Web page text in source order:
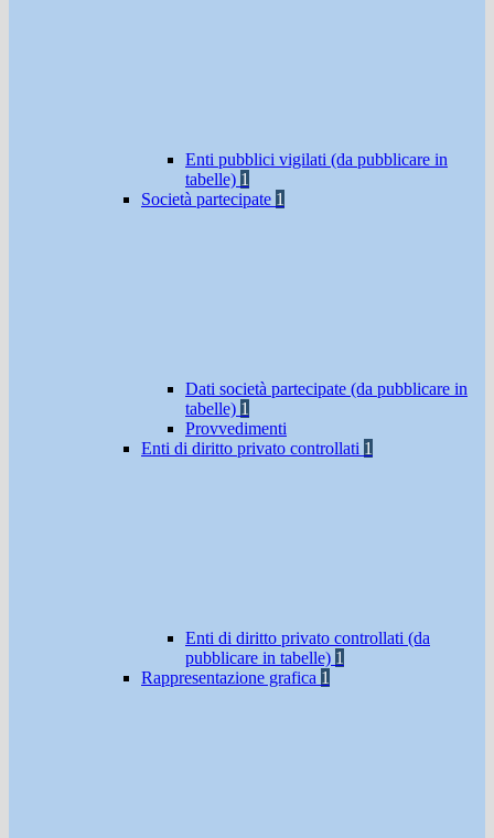
Enti pubblici vigilati (da pubblicare in
tabelle) 1
Società partecipate 1
Dati società partecipate (da pubblicare in
tabelle) 1
Provvedimenti
Enti di diritto privato controllati 1
Enti di diritto privato controllati (da
pubblicare in tabelle) 1
Rappresentazione grafica 1